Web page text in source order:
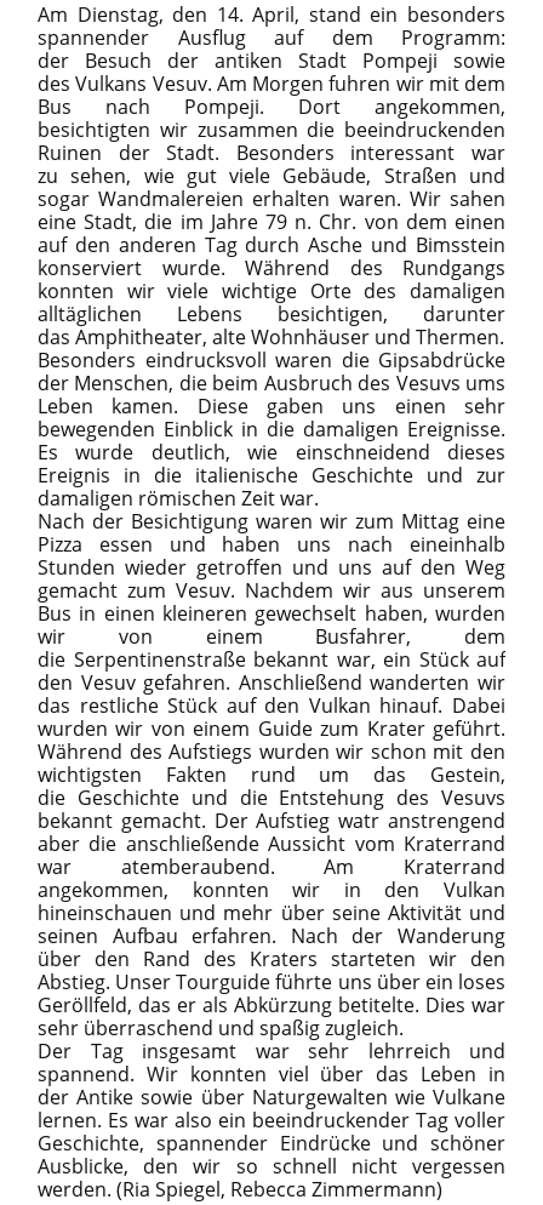
Am Dienstag, den 14. April, stand ein besonders
spannender Ausflug auf dem Programm:
der Besuch der antiken Stadt Pompeji sowie
des Vulkans Vesuv. Am Morgen fuhren wir mit dem
Bus nach Pompeji. Dort angekommen,
besichtigten wir zusammen die beeindruckenden
Ruinen der Stadt. Besonders interessant war
zu sehen, wie gut viele Gebäude, Straßen und
sogar Wandmalereien erhalten waren. Wir sahen
eine Stadt, die im Jahre 79 n. Chr. von dem einen
auf den anderen Tag durch Asche und Bimsstein
konserviert wurde. Während des Rundgangs
konnten wir viele wichtige Orte des damaligen
alltäglichen Lebens besichtigen, darunter
das Amphitheater, alte Wohnhäuser und Thermen.
Besonders eindrucksvoll waren die Gipsabdrücke
der Menschen, die beim Ausbruch des Vesuvs ums
Leben kamen. Diese gaben uns einen sehr
bewegenden Einblick in die damaligen Ereignisse.
Es wurde deutlich, wie einschneidend dieses
Ereignis in die italienische Geschichte und zur
damaligen römischen Zeit war.
Nach der Besichtigung waren wir zum Mittag eine
Pizza essen und haben uns nach eineinhalb
Stunden wieder getroffen und uns auf den Weg
gemacht zum Vesuv. Nachdem wir aus unserem
Bus in einen kleineren gewechselt haben, wurden
wir von einem Busfahrer, dem
die Serpentinenstraße bekannt war, ein Stück auf
den Vesuv gefahren. Anschließend wanderten wir
das restliche Stück auf den Vulkan hinauf. Dabei
wurden wir von einem Guide zum Krater geführt.
Während des Aufstiegs wurden wir schon mit den
wichtigsten Fakten rund um das Gestein,
die Geschichte und die Entstehung des Vesuvs
bekannt gemacht. Der Aufstieg watr anstrengend
aber die anschließende Aussicht vom Kraterrand
war atemberaubend. Am Kraterrand
angekommen, konnten wir in den Vulkan
hineinschauen und mehr über seine Aktivität und
seinen Aufbau erfahren. Nach der Wanderung
über den Rand des Kraters starteten wir den
Abstieg. Unser Tourguide führte uns über ein loses
Geröllfeld, das er als Abkürzung betitelte. Dies war
sehr überraschend und spaßig zugleich.
Der Tag insgesamt war sehr lehrreich und
spannend. Wir konnten viel über das Leben in
der Antike sowie über Naturgewalten wie Vulkane
lernen. Es war also ein beeindruckender Tag voller
Geschichte, spannender Eindrücke und schöner
Ausblicke, den wir so schnell nicht vergessen
werden. (Ria Spiegel, Rebecca Zimmermann)